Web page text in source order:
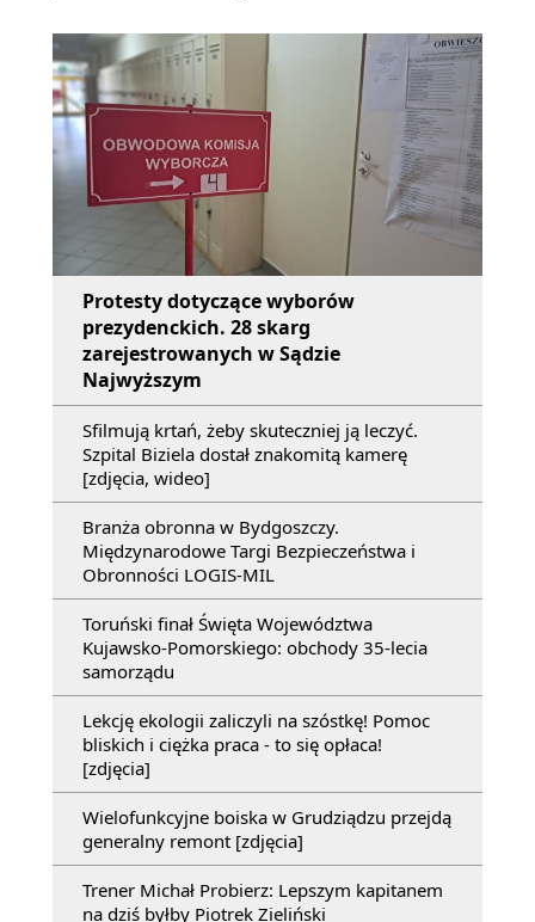
Protesty dotyczące wyborów
prezydenckich. 28 skarg
zarejestrowanych w Sądzie
Najwyższym
Sfilmują krtań, żeby skuteczniej ją leczyć.
Szpital Biziela dostał znakomitą kamerę
[zdjęcia, wideo]
Branża obronna w Bydgoszczy.
Międzynarodowe Targi Bezpieczeństwa i
Obronności LOGIS-MIL
Toruński finał Święta Województwa
Kujawsko-Pomorskiego: obchody 35-lecia
samorządu
Lekcję ekologii zaliczyli na szóstkę! Pomoc
bliskich i ciężka praca - to się opłaca!
[zdjęcia]
Wielofunkcyjne boiska w Grudziądzu przejdą
generalny remont [zdjęcia]
Trener Michał Probierz: Lepszym kapitanem
na dziś byłby Piotrek Zieliński